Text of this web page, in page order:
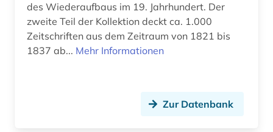
geschichte 1919-1933 (1)
geschichte 1949-1999 (1)
geschichte 1973-1995 (1)
Thueringen (2)
Tschechische Republik (2)
des Wiederaufbaus im 19. Jahrhundert. Der
zweite Teil der Kollektion deckt ca. 1.000
Zeitschriften aus dem Zeitraum von 1821 bis
1837 ab... Mehr Informationen
Zur Datenbank